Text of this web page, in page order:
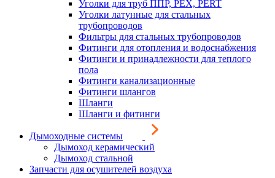
Уголки для труб ППР, PEX, PERT
Уголки латунные для стальных
трубопроводов
Фильтры для стальных трубопроводов
Фитинги для отопления и водоснабжения
Фитинги и принадлежности для теплого
пола
Фитинги канализационные
Фитинги шлангов
Шланги
Шланги и фитинги
Дымоходные системы
Дымоход керамический
Дымоход стальной
Запчасти для осушителей воздуха